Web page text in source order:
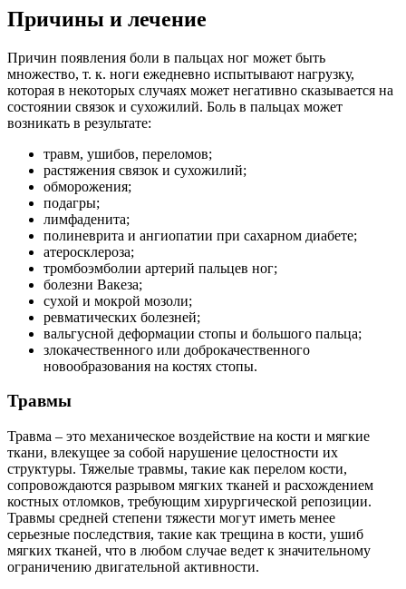
Причины и лечение
Причин появления боли в пальцах ног может быть
множество, т. к. ноги ежедневно испытывают нагрузку,
которая в некоторых случаях может негативно сказывается на
состоянии связок и сухожилий. Боль в пальцах может
возникать в результате:
травм, ушибов, переломов;
растяжения связок и сухожилий;
обморожения;
подагры;
лимфаденита;
полиневрита и ангиопатии при сахарном диабете;
атеросклероза;
тромбоэмболии артерий пальцев ног;
болезни Вакеза;
сухой и мокрой мозоли;
ревматических болезней;
вальгусной деформации стопы и большого пальца;
злокачественного или доброкачественного
новообразования на костях стопы.
Травмы
Травма – это механическое воздействие на кости и мягкие
ткани, влекущее за собой нарушение целостности их
структуры. Тяжелые травмы, такие как перелом кости,
сопровождаются разрывом мягких тканей и расхождением
костных отломков, требующим хирургической репозиции.
Травмы средней степени тяжести могут иметь менее
серьезные последствия, такие как трещина в кости, ушиб
мягких тканей, что в любом случае ведет к значительному
ограничению двигательной активности.